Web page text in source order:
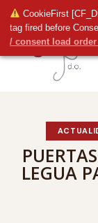
CookieFirst
tag fired before
/ consent load
LEGUA